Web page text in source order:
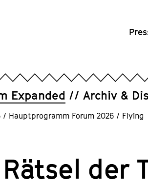
Expanded Archiv &
/ Hauptprogramm Forum 2026 / Flying
Rätsel der